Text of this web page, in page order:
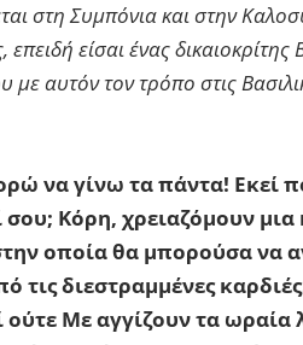
στη Συμπόνια και στην
είσαι ένας
με αυτόν τον τρόπο στις
να γίνω τα πάντα! Εκεί
σου; Κόρη, χρειαζόμουν
οποία θα μπορούσα
διεστραμμένες
Με αγγίζουν τα ωραία